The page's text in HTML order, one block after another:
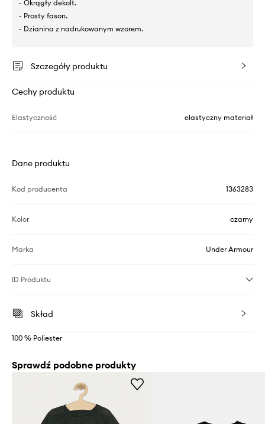
- Okrągły dekolt.
- Prosty fason.
- Dzianina z nadrukowanym wzorem.
Szczegóły produktu
Cechy produktu
Elastyczność elastyczny materiał
Dane produktu
Kod producenta 1363283
Kolor czarny
Marka Under Armour
ID Produktu
Skład
100 % Poliester
Sprawdź podobne produkty